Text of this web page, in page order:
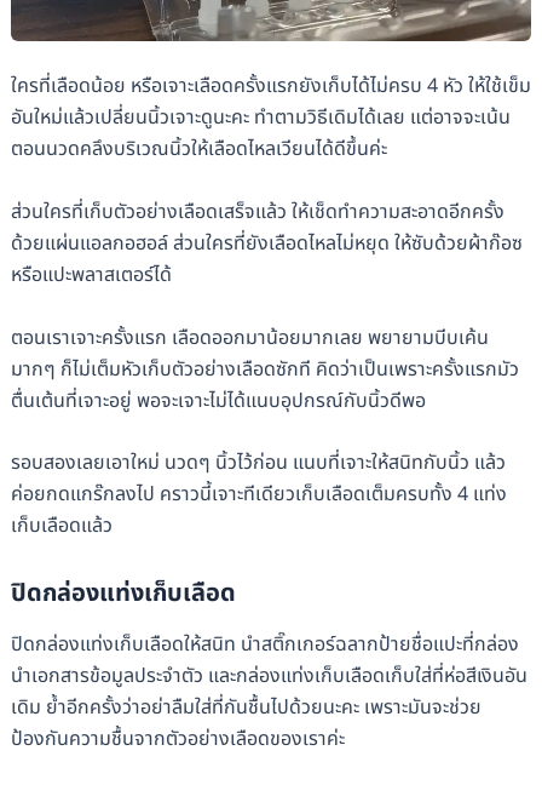
ใครที่เลือดน้อย หรือเจาะเลือดครั้งแรกยังเก็บได้ไม่ครบ 4 หัว ให้ใช้เข็ม
อันใหม่แล้วเปลี่ยนนิ้วเจาะดูนะคะ ทำตามวิธีเดิมได้เลย แต่อาจจะเน้น
ตอนนวดคลึงบริเวณนิ้วให้เลือดไหลเวียนได้ดีขึ้นค่ะ
ส่วนใครที่เก็บตัวอย่างเลือดเสร็จแล้ว ให้เช็ดทำความสะอาดอีกครั้ง
ด้วยแผ่นแอลกอฮอล์ ส่วนใครที่ยังเลือดไหลไม่หยุด ให้ซับด้วยผ้าก๊อซ
หรือแปะพลาสเตอร์ได้
ตอนเราเจาะครั้งแรก เลือดออกมาน้อยมากเลย พยายามบีบเค้น
มากๆ ก็ไม่เต็มหัวเก็บตัวอย่างเลือดซักที คิดว่าเป็นเพราะครั้งแรกมัว
ตื่นเต้นที่เจาะอยู่ พอจะเจาะไม่ได้แนบอุปกรณ์กับนิ้วดีพอ
รอบสองเลยเอาใหม่ นวดๆ นิ้วไว้ก่อน แนบที่เจาะให้สนิทกับนิ้ว แล้ว
ค่อยกดแกร๊กลงไป คราวนี้เจาะทีเดียวเก็บเลือดเต็มครบทั้ง 4 แท่ง
เก็บเลือดแล้ว
ปิดกล่องแท่งเก็บเลือด
ปิดกล่องแท่งเก็บเลือดให้สนิท นำสติ๊กเกอร์ฉลากป้ายชื่อแปะที่กล่อง
นำเอกสารข้อมูลประจำตัว และกล่องแท่งเก็บเลือดเก็บใส่ที่ห่อสีเงินอัน
เดิม ย้ำอีกครั้งว่าอย่าลืมใส่ที่กันชื้นไปด้วยนะคะ เพราะมันจะช่วย
ป้องกันความชื้นจากตัวอย่างเลือดของเราค่ะ